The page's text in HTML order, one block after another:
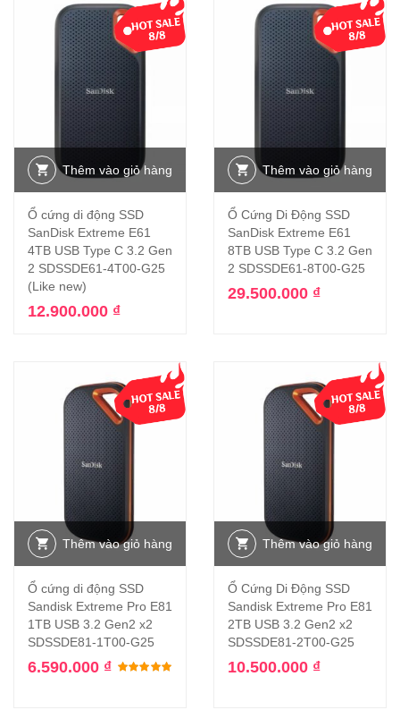
Thêm vào giỏ hàng
Ổ cứng di động SSD
SanDisk Extreme E61
4TB USB Type C 3.2 Gen
2 SDSSDE61-4T00-G25
(Like new)
12.900.000 ₫
Thêm vào giỏ hàng
Ổ Cứng Di Động SSD
SanDisk Extreme E61
8TB USB Type C 3.2 Gen
2 SDSSDE61-8T00-G25
29.500.000 ₫
Thêm vào giỏ hàng
Ổ cứng di động SSD
Sandisk Extreme Pro E81
1TB USB 3.2 Gen2 x2
SDSSDE81-1T00-G25
6.590.000 ₫ Được xếp hạng5.005 sao
Thêm vào giỏ hàng
Ổ Cứng Di Động SSD
Sandisk Extreme Pro E81
2TB USB 3.2 Gen2 x2
SDSSDE81-2T00-G25
10.500.000 ₫